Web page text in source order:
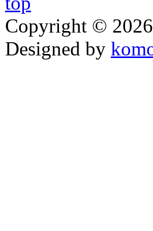
Copyright ©
Designed by